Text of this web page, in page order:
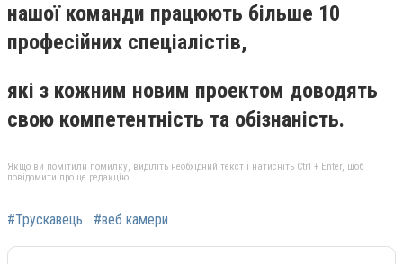
нашої команди працюють більше 10
професійних спеціалістів,
які з кожним новим проектом доводять
свою компетентність та обізнаність.
Якщо ви помітили помилку, виділіть необхідний текст і натисніть Ctrl + Enter, щоб
повідомити про це редакцію
#Трускавець #веб камери